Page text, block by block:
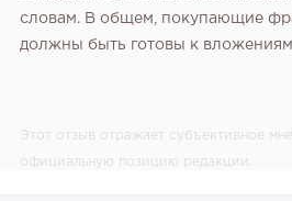
словам. В общем, покупающие
должны быть готовы к вложениям
Этот отзыв отражает субъективное
официальную позицию редакции.